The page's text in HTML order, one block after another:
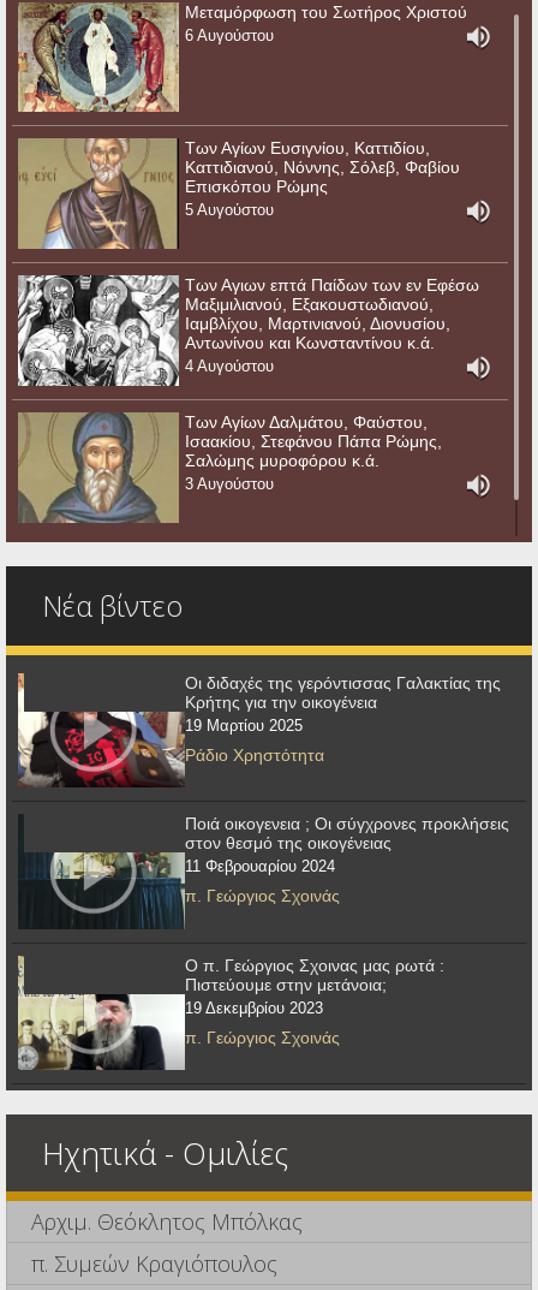
Μεταμόρφωση του Σωτήρος Χριστού
6 Αυγούστου
Των Αγίων Ευσιγνίου, Καττιδίου,
Καττιδιανού, Νόννης, Σόλεβ, Φαβίου
Επισκόπου Ρώμης
5 Αυγούστου
Των Αγιων επτά Παίδων των εν Εφέσω
Μαξιμιλιανού, Εξακουστωδιανού,
Ιαμβλίχου, Μαρτινιανού, Διονυσίου,
Αντωνίνου και Κωνσταντίνου κ.ά.
4 Αυγούστου
Των Αγίων Δαλμάτου, Φαύστου,
Ισαακίου, Στεφάνου Πάπα Ρώμης,
Σαλώμης μυροφόρου κ.ά.
3 Αυγούστου
Νέα βίντεο
Οι διδαχές της γερόντισσας Γαλακτίας της
Κρήτης για την οικογένεια
19 Μαρτίου 2025
Ράδιο Χρηστότητα
Ποιά οικογενεια ; Οι σύγχρονες προκλήσεις
στον θεσμό της οικογένειας
11 Φεβρουαρίου 2024
π. Γεώργιος Σχοινάς
Ο π. Γεώργιος Σχοινας μας ρωτά :
Πιστεύουμε στην μετάνοια;
19 Δεκεμβρίου 2023
π. Γεώργιος Σχοινάς
Ηχητικά - Ομιλίες
Αρχιμ. Θεόκλητος Μπόλκας
π. Συμεών Κραγιόπουλος